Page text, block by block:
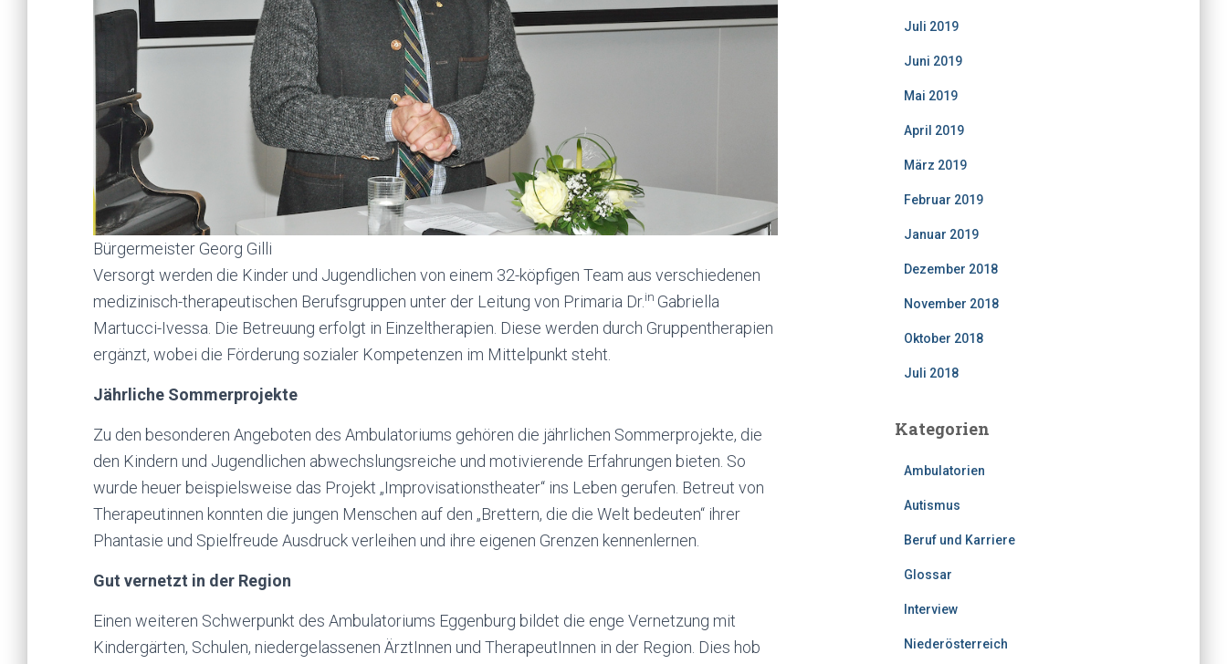
Bürgermeister Georg Gilli
Versorgt werden die Kinder und Jugendlichen von einem 32-köpfigen Team aus verschiedenen
medizinisch-therapeutischen Berufsgruppen unter der Leitung von Primaria Dr.in Gabriella
Martucci-Ivessa. Die Betreuung erfolgt in Einzeltherapien. Diese werden durch Gruppentherapien
ergänzt, wobei die Förderung sozialer Kompetenzen im Mittelpunkt steht.
Jährliche Sommerprojekte
Zu den besonderen Angeboten des Ambulatoriums gehören die jährlichen Sommerprojekte, die
den Kindern und Jugendlichen abwechslungsreiche und motivierende Erfahrungen bieten. So
wurde heuer beispielsweise das Projekt „Improvisationstheater“ ins Leben gerufen. Betreut von
Therapeutinnen konnten die jungen Menschen auf den „Brettern, die die Welt bedeuten“ ihrer
Phantasie und Spielfreude Ausdruck verleihen und ihre eigenen Grenzen kennenlernen.
Gut vernetzt in der Region
Einen weiteren Schwerpunkt des Ambulatoriums Eggenburg bildet die enge Vernetzung mit
Kindergärten, Schulen, niedergelassenen ÄrztInnen und TherapeutInnen in der Region. Dies hob
Juli 2019
Juni 2019
Mai 2019
April 2019
März 2019
Februar 2019
Januar 2019
Dezember 2018
November 2018
Oktober 2018
Juli 2018
Kategorien
Ambulatorien
Autismus
Beruf und Karriere
Glossar
Interview
Niederösterreich